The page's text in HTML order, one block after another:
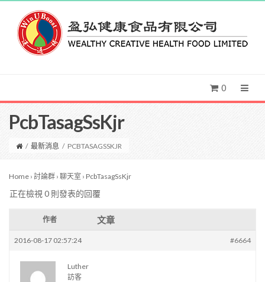
0
PcbTasagSsKjr
/ 最新消息 / PCBTASAGSSKJR
Home › 討論群 › 聊天室 › PcbTasagSsKjr
正在檢視 0 則發表的回覆
作者 文章
2016-08-17 02:57:24 #6664
Luther
訪客